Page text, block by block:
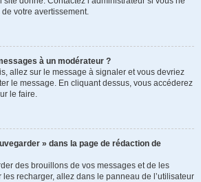
votre avertissement.
à un modérateur ?
allez sur le message à signaler et vous devriez
le message. En cliquant dessus, vous accéderez
le faire.
» dans la page de rédaction de
des brouillons de vos messages et de les
recharger, allez dans le panneau de l’utilisateur